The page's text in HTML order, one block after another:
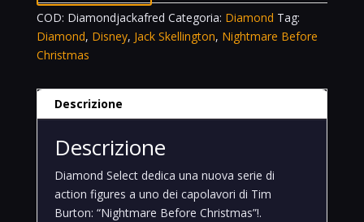
COD: Diamondjackafred Categoria: Diamond Tag:
Diamond, Disney, Jack Skellington, Nightmare Before
Christmas
Descrizione
Descrizione
Diamond Select dedica una nuova serie di
action figures a uno dei capolavori di Tim
Burton: “Nightmare Before Christmas”!.